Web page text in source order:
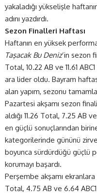
yakaladığı yükselişle
adını yazdırdı.
Sezon Finalleri Haftası
Haftanın en yüksek
Taşacak Bu Deniz’in sezon
Total, 10.22 AB ve 11.61
ara lider oldu. Bayram
alan yapım, sezonu
Pazartesi akşamı sezon
aldığı 11.26 Total, 7.25 AB
en güçlü sonuçlarından
kategorilerinde gününü
boyunca sürdürdüğü güçlü
korumayı başardı.
Perşembe akşamı
Total, 4.75 AB ve 6.64